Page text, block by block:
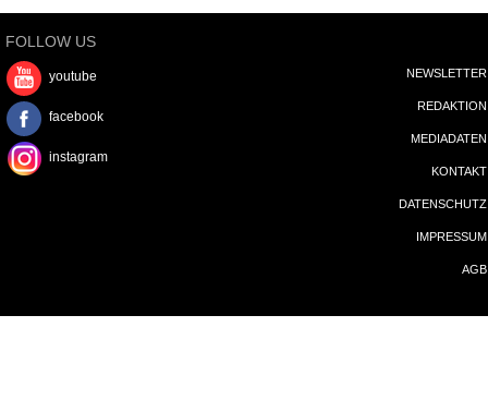
Crunchyroll: »The Drops of God«
Disney+: »Furious«
instagram
NEWSLETTER
REDAKTION